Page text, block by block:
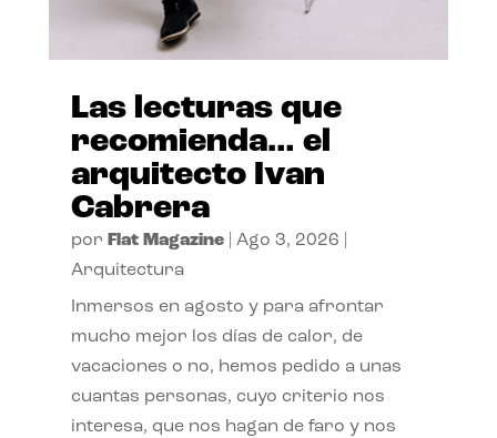
Las lecturas que
recomienda… el
arquitecto Ivan
Cabrera
por Flat Magazine| Ago 3, 2026
Arquitectura
Inmersos en agosto y para afrontar
mucho mejor los días de calor, de
vacaciones o no, hemos pedido a unas
cuantas personas, cuyo criterio nos
interesa, que nos hagan de faro y nos